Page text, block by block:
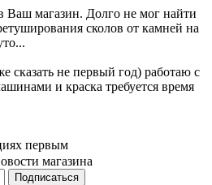
Ваш магазин. Долго не мог найти
сколов от камней на
сказать не первый год) работаю с
и краска требуется время
первым
магазина